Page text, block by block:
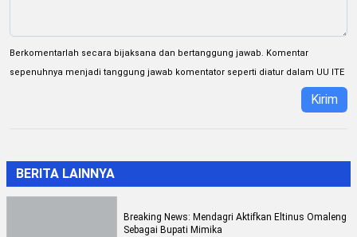
Berkomentarlah secara bijaksana dan bertanggung jawab. Komentar
sepenuhnya menjadi tanggung jawab komentator seperti diatur dalam UU ITE
Kirim
BERITA LAINNYA
Breaking News: Mendagri Aktifkan Eltinus Omaleng
Sebagai Bupati Mimika